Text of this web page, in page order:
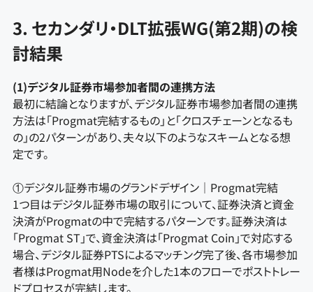
3. セカンダリ・DLT拡張WG(第2期)の検
討結果
(1)デジタル証券市場参加者間の連携方法
最初に結論となりますが、デジタル証券市場参加者間の連携
方法は「Progmat完結するもの」と「クロスチェーンとなるも
の」の2パターンがあり、夫々以下のようなスキームとなる想
定です。
①デジタル証券市場のグランドデザイン｜Progmat完結
1つ目はデジタル証券市場の取引について、証券決済と資金
決済がProgmatの中で完結するパターンです。証券決済は
「Progmat ST」で、資金決済は「Progmat Coin」で対応する
場合、デジタル証券PTSによるマッチング完了後、各市場参加
者様はProgmat用Nodeを介した1本のフローでポストトレー
ドプロセスが完結します。